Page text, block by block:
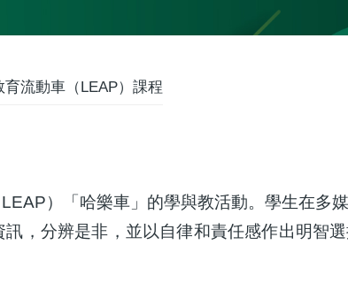
流動車（LEAP）課程
）「哈樂車」的學與教活動。學生在多
，分辨是非，並以自律和責任感作出明智